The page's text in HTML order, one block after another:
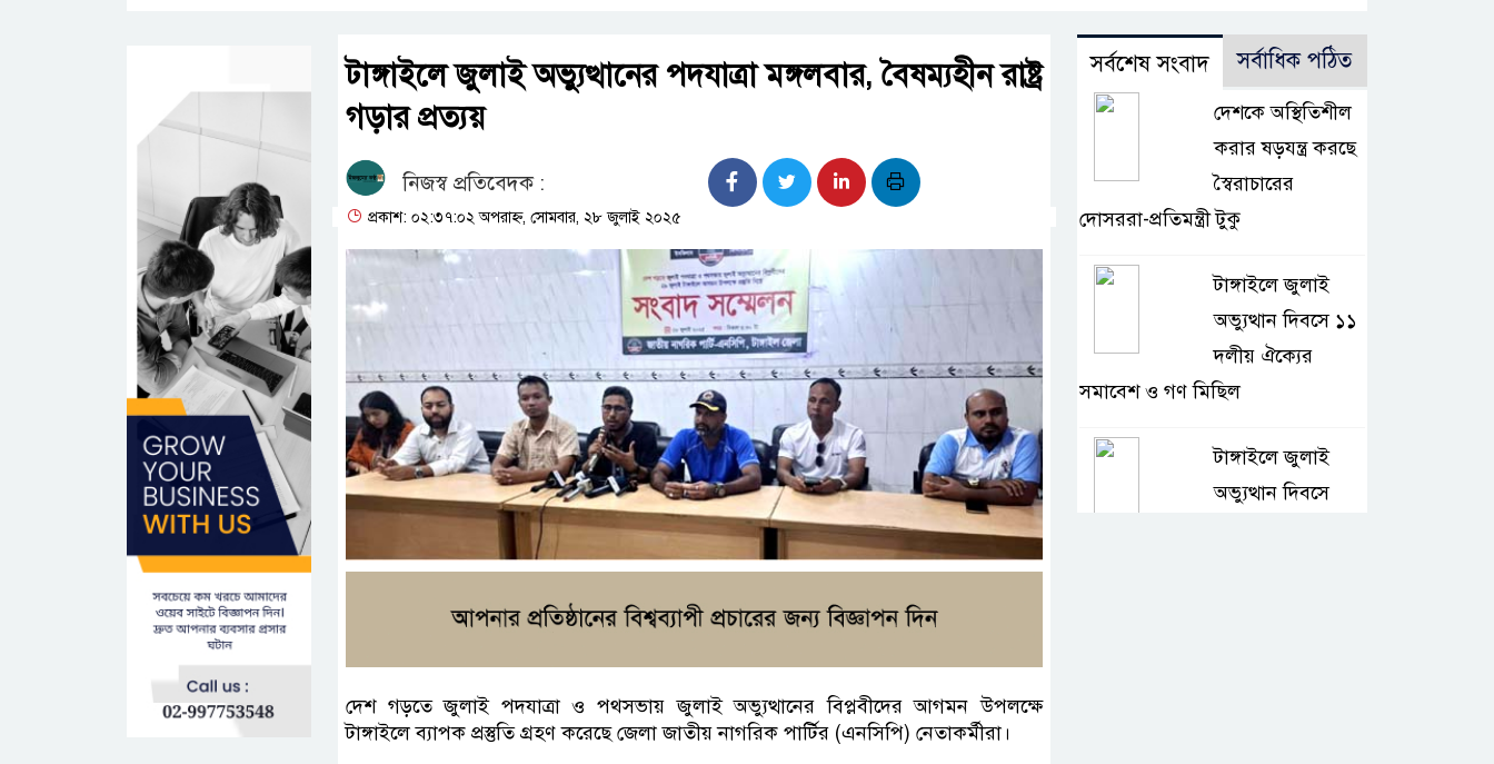
টাঙ্গাইলে জুলাই অভ্যুত্থানের পদযাত্রা মঙ্গলবার, বৈষম্যহীন রাষ্ট্র
গড়ার প্রত্যয়
নিজস্ব প্রতিবেদক :
প্রকাশ: ০২:৩৭:০২ অপরাহ্ন, সোমবার, ২৮ জুলাই ২০২৫
দেশ গড়তে জুলাই পদযাত্রা ও পথসভায় জুলাই অভ্যুত্থানের বিপ্লবীদের আগমন উপলক্ষে
টাঙ্গাইলে ব্যাপক প্রস্তুতি গ্রহণ করেছে জেলা জাতীয় নাগরিক পার্টির (এনসিপি) নেতাকর্মীরা।
সর্বশেষ সংবাদ সর্বাধিক পঠিত
দেশকে অস্থিতিশীল
করার ষড়যন্ত্র করছে
স্বৈরাচারের
দোসররা-প্রতিমন্ত্রী টুকু
টাঙ্গাইলে জুলাই
অভ্যুত্থান দিবসে ১১
দলীয় ঐক্যের
সমাবেশ ও গণ মিছিল
টাঙ্গাইলে জুলাই
অভ্যুত্থান দিবসে